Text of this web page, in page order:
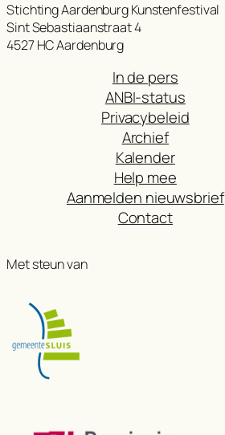
Stichting Aardenburg Kunstenfestival
Sint Sebastiaanstraat 4
4527 HC Aardenburg
In de pers
ANBI-status
Privacybeleid
Archief
Kalender
Help mee
Aanmelden nieuwsbrief
Contact
Met steun van